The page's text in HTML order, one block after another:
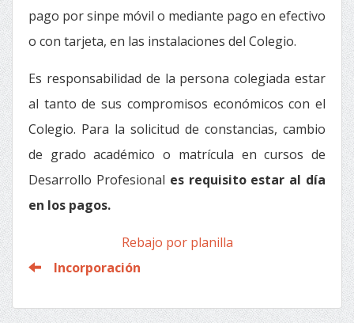
pago por sinpe móvil o mediante pago en efectivo
o con tarjeta, en las instalaciones del Colegio.
Es responsabilidad de la persona colegiada estar
al tanto de sus compromisos económicos con el
Colegio. Para la solicitud de constancias, cambio
de grado académico o matrícula en cursos de
Desarrollo Profesional es requisito estar al día
en los pagos.
Rebajo por planilla
Incorporación